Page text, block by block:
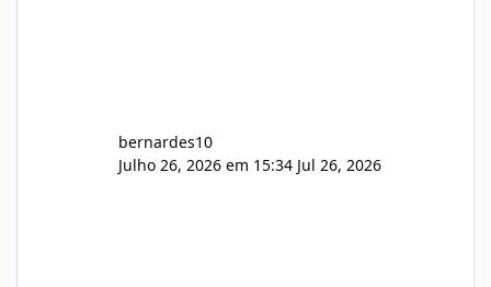
bernardes10
Julho 26, 2026 em 15:34 Jul 26, 2026